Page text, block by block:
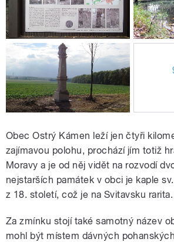
Obec Ostrý Kámen leží jen čtyři
zajímavou polohu, prochází jím totiž
Moravy a je od něj vidět na rozvodí
nejstarších památek v obci je kaple
z 18. století, což je na Svitavsku rarita.
Za zmínku stojí také samotný název
mohl být místem dávných